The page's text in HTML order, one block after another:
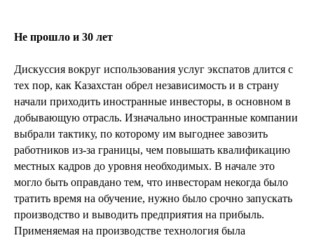
Не прошло и 30 лет
Дискуссия вокруг использования услуг экспатов длится с
тех пор, как Казахстан обрел независимость и в страну
начали приходить иностранные инвесторы, в основном в
добывающую отрасль. Изначально иностранные компании
выбрали тактику, по которому им выгоднее завозить
работников из-за границы, чем повышать квалификацию
местных кадров до уровня необходимых. В начале это
могло быть оправдано тем, что инвесторам некогда было
тратить время на обучение, нужно было срочно запускать
производство и выводить предприятия на прибыль.
Применяемая на производстве технология была